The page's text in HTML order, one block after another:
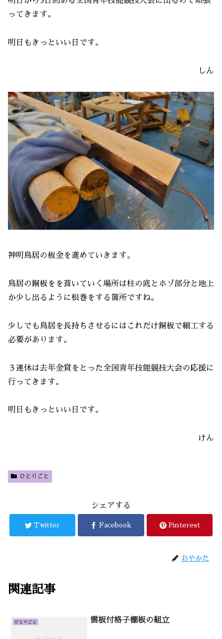
ってきます。
明日もきっといい日です。
しん
神明鳥居の板金を進めていきます。
鳥居の銅板をを葺いていく場所は柱の底とホゾ部分と地上
か少し出るように根巻をする箇所ですね。
少しでも鳥居を長持ちさせるにはこれだけ銅板で細工する
必要があります。
３連休は去年金賞をとった全国青年技能競技大会の応援に
行ってきます。
明日もきっといい日です。
けん
ひとりごと
シェアする
Twitter Facebook Pinterest
おやかた
関連記事
ひとりごと 雲板付格子棚板の組立